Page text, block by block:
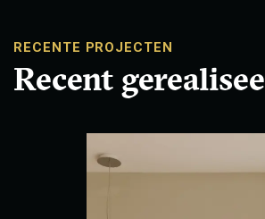
RECENTE PROJECTEN
Recent